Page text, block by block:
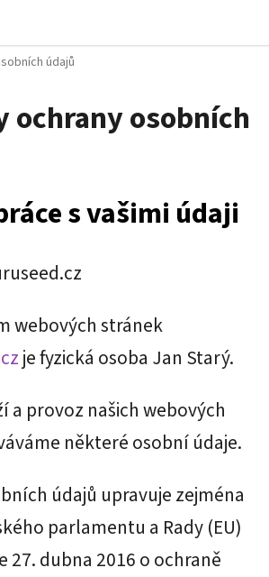
údajů
ochrany osobních
s vašimi údaji
webových stránek
je fyzická osoba Jan Starý.
a provoz našich webových
některé osobní údaje.
údajů upravuje zejména
parlamentu a Rady (EU)
27. dubna 2016 o ochraně